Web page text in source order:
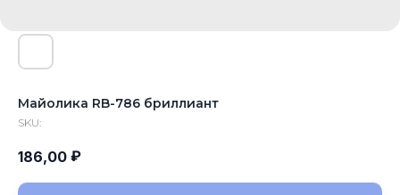
Майолика RB-786 бриллиант
SKU:
186,00 ₽